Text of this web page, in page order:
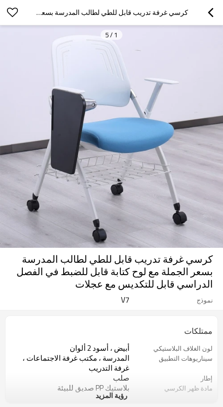
كرسي غرفة تدريب قابل للطي لطالب المدرسة بسعر الجملة مع لوح كتابة قابل للضبط في الفصل الدراسي قابل للتكديس مع عجلات
1
/
5
كرسي غرفة تدريب قابل للطي لطالب المدرسة
بسعر الجملة مع لوح كتابة قابل للضبط في الفصل
الدراسي قابل للتكديس مع عجلات
نموذج V7
ممتلكات
لون الغلاف البلاستيكي أبيض ، أسود 2 ألوان
سيناريوهات التطبيق
المدرسة ، مكتب غرفة الاجتماعات ،
غرفة التدريب
إطار صلب
مادة ظهر الكرسي بلاستيك PP صديق للبيئة
5 سنوات
رؤية المزيد